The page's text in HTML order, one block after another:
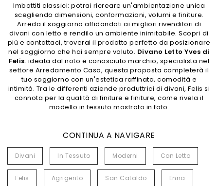
Imbottiti classici: potrai ricreare un'ambientazione unica
scegliendo dimensioni, conformazioni, volumi e finiture.
Arreda il soggiorno affidandoti ai migliori rivenditori di
divani con letto e rendilo un ambiente inimitabile. Scopri di
più e contattaci, troverai il prodotto perfetto da posizionare
nel soggiorno che hai sempre voluto. Divano Letto Yves di
Felis: ideata dal noto e conosciuto marchio, specialista nel
settore Arredamento Casa, questa proposta completerà il
tuo soggiorno con un'estetica raffinata, comodità e
intimità. Tra le differenti aziende produttrici di divani, Felis si
connota per la qualità di finiture e finiture, come rivela il
modello in tessuto mostrato in foto.
CONTINUA A NAVIGARE
Divani In Tessuto Moderni Con Letto
Felis Agrigento San Cataldo Enna